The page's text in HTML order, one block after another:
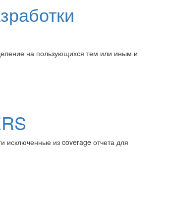
на пользующихся тем или иным и
исключенные из coverage отчета для